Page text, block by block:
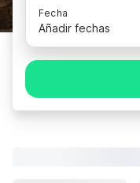
Fecha
Añadir fechas